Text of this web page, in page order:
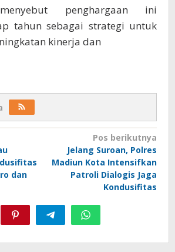
penghargaan ini
tahun sebagai strategi untuk
kinerja dan
dan
Pos berikutnya
Jelang Suroan, Polres
Madiun Kota Intensifkan
Patroli Dialogis Jaga
Kondusifitas